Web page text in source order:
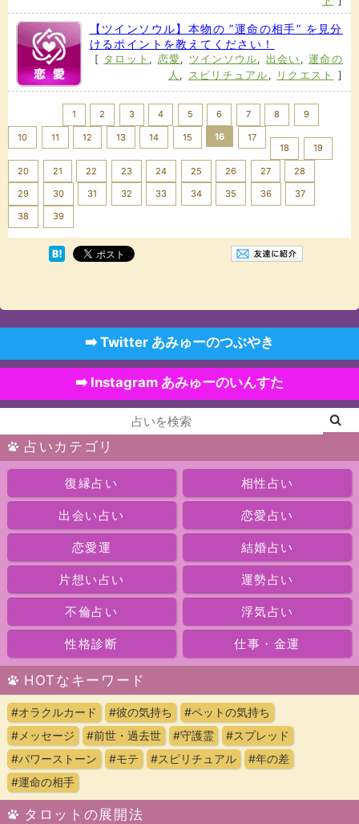
【ツインソウル】本物の ”運命の相手” を見分
けるポイントを教えてください！
[ タロット , 恋愛, ツインソウル, 出会い ,運命の
人 , スピリチュアル , リクエスト ]
1 2 3 4 5 6 7 8 9
10 11 12 13 14 15 16
17
18
19
20 21 22 23 24 25 26 27 28
29 30 31 32 33 34 35 36 37
38 39
➡️ Twitter あみゅーのつぶやき
➡️ Instagram あみゅーのいんすた
占いカテゴリ
復縁占い 相性占い
出会い占い 恋愛占い
恋愛運 結婚占い
片想い占い 運勢占い
不倫占い 浮気占い
性格診断 仕事・金運
HOTなキーワード
#オラクルカード #彼の気持ち
#ペットの気持ち
#メッセージ
#前世・過去世 #守護霊
#スプレッド
#パワーストーン
#モテ #スピリチュアル
#年の差
#運命の相手
タロットの展開法